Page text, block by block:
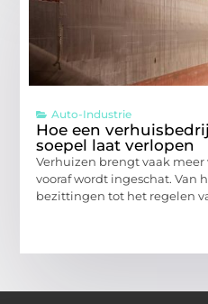
Auto-Industrie
Hoe een
soepel laat verlopen
Verhuizen brengt vaak
vooraf wordt ingeschat. Van
bezittingen tot het regelen